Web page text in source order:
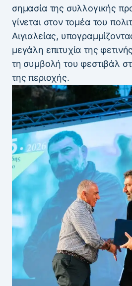
σημασία της συλλογικής
γίνεται στον τομέα του
Αιγιαλείας,
μεγάλη επιτυχία της
τη συμβολή του φεστιβάλ
της περιοχής.